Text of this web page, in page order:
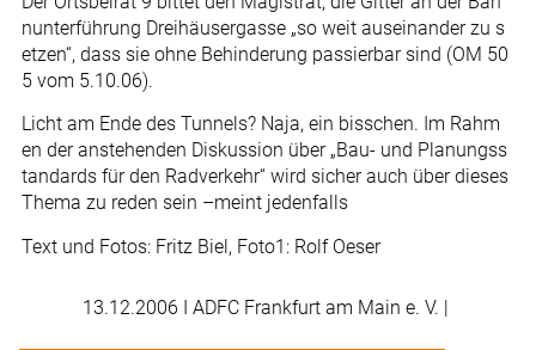
nunterführung Dreihäusergasse „so weit auseinander zu s
etzen“, dass sie ohne Behinderung passierbar sind (OM 50
5 vom 5.10.06).
Licht am Ende des Tunnels? Naja, ein bisschen. Im Rahm
en der anstehenden Diskussion über „Bau- und Planungss
tandards für den Radverkehr“ wird sicher auch über dieses
Thema zu reden sein –meint jedenfalls
Text und Fotos: Fritz Biel, Foto1: Rolf Oeser
13.12.2006 I ADFC Frankfurt am Main e. V. |